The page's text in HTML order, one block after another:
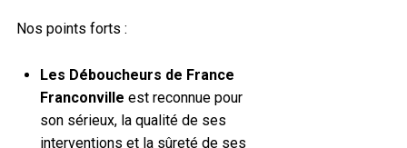
Nos points forts :
Les Déboucheurs de France
Franconville est reconnue pour
son sérieux, la qualité de ses
interventions et la sûreté de ses